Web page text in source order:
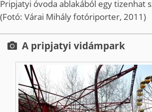
Pripjatyi óvoda ablakából egy tizenhat
(Fotó: Várai Mihály fotóriporter, 2011)
A pripjatyi vidámpark